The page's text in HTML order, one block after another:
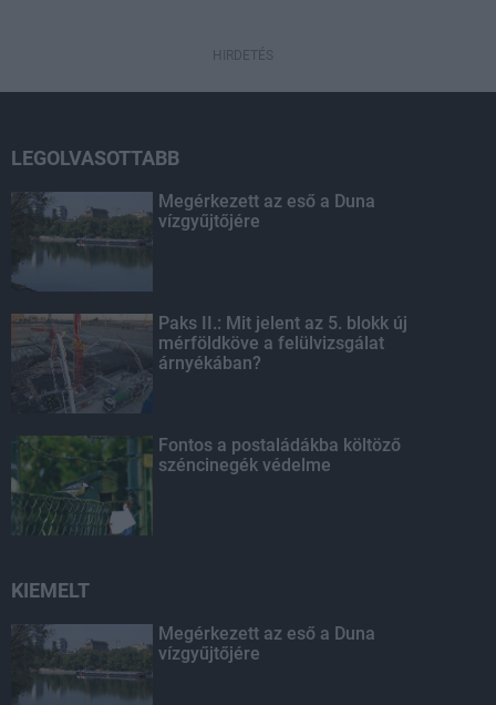
HIRDETÉS
LEGOLVASOTTABB
Megérkezett az eső a Duna
vízgyűjtőjére
Paks II.: Mit jelent az 5. blokk új
mérföldköve a felülvizsgálat
árnyékában?
Fontos a postaládákba költöző
széncinegék védelme
KIEMELT
Megérkezett az eső a Duna
vízgyűjtőjére